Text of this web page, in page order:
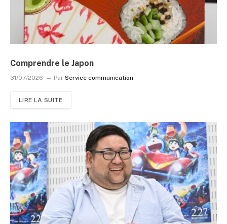
Comprendre le Japon
31/07/2026 Par Service communication
LIRE LA SUITE